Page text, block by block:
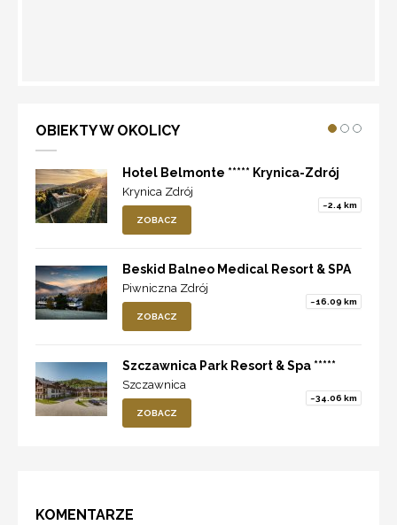
OBIEKTY W OKOLICY
Hotel Belmonte ***** Krynica-Zdrój
Krynica Zdrój
~2.4 km
ZOBACZ
Beskid Balneo Medical Resort & SPA
Piwniczna Zdrój
~16.09 km
ZOBACZ
Szczawnica Park Resort & Spa *****
Szczawnica
~34.06 km
ZOBACZ
KOMENTARZE